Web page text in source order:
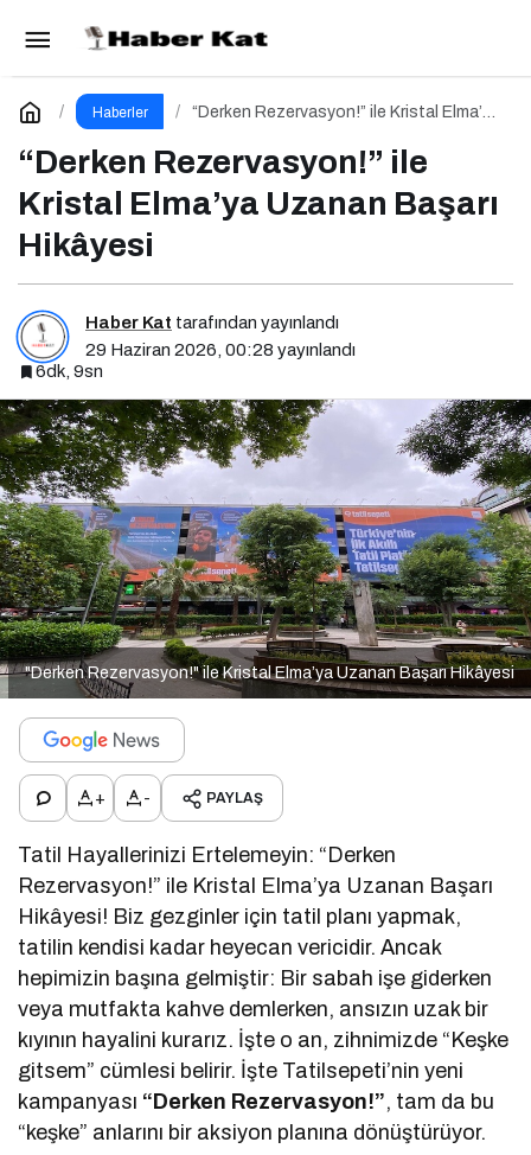
Haberler
“Derken Rezervasyon!” ile Kristal Elma’ya
“Derken Rezervasyon!” ile
Kristal Elma’ya Uzanan Başarı
Hikâyesi
Haber Kat tarafından yayınlandı
29 Haziran 2026, 00:28 yayınlandı
6dk, 9sn
"Derken Rezervasyon!" ile Kristal Elma’ya Uzanan Başarı Hikâyesi
+ - PAYLAŞ
Tatil Hayallerinizi Ertelemeyin: “Derken
Rezervasyon!” ile Kristal Elma’ya Uzanan Başarı
Hikâyesi! Biz gezginler için tatil planı yapmak,
tatilin kendisi kadar heyecan vericidir. Ancak
hepimizin başına gelmiştir: Bir sabah işe giderken
veya mutfakta kahve demlerken, ansızın uzak bir
kıyının hayalini kurarız. İşte o an, zihnimizde “Keşke
gitsem” cümlesi belirir. İşte Tatilsepeti’nin yeni
kampanyası “Derken Rezervasyon!”, tam da bu
“keşke” anlarını bir aksiyon planına dönüştürüyor.
Kamu Bilgi ve İletişim Teknolojileri Konferansı
2026 İçin Geri Sayım!
Yorum Yap